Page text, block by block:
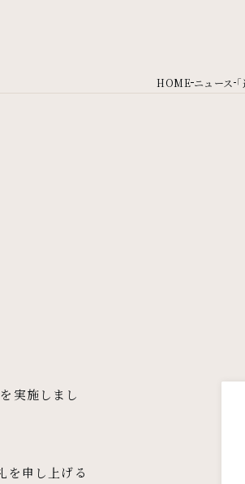
HOME ニュース
実施しまし
を申し上げる